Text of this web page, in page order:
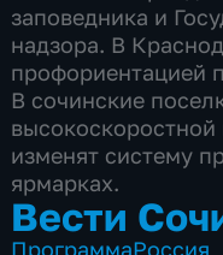
заповедника и
надзора. В
профориентацией
В сочинские
высокоскоростной
изменят систему
ярмарках.
Вести
ПрограммаРоссия